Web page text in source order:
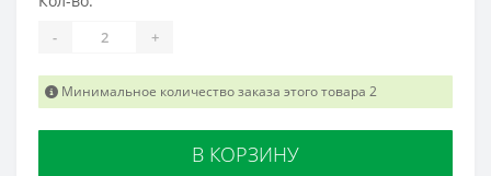
- +
Минимальное количество заказа этого товара 2
В КОРЗИНУ